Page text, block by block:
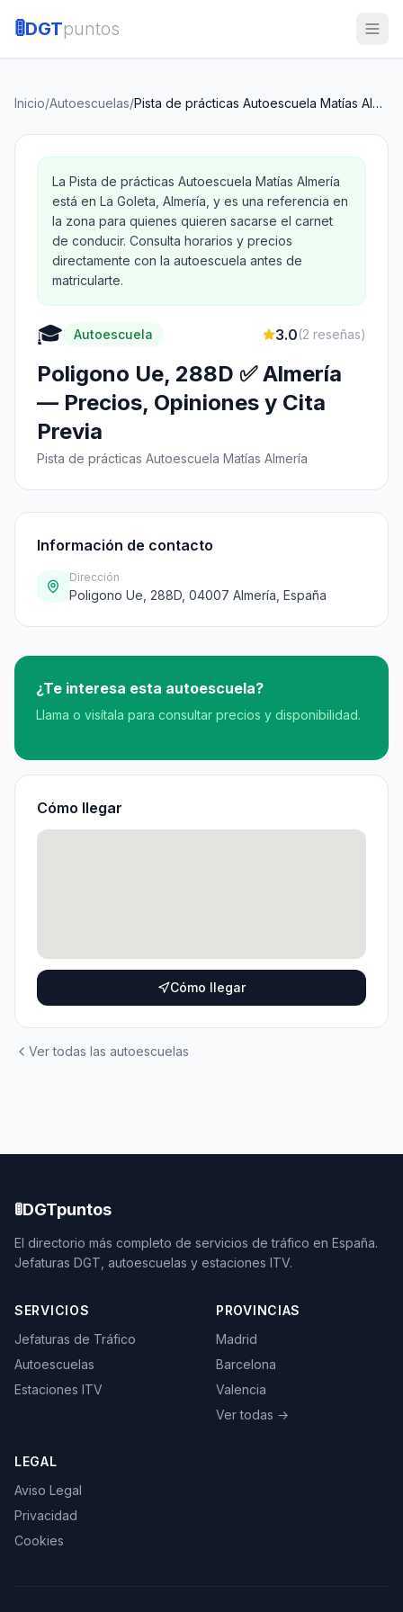
🚦DGTpuntos
Inicio/Autoescuelas/ Pista de prácticas Autoescuela Matías Almería
La Pista de prácticas Autoescuela Matías Almería
está en La Goleta, Almería, y es una referencia en
la zona para quienes quieren sacarse el carnet
de conducir. Consulta horarios y precios
directamente con la autoescuela antes de
matricularte.
🎓 Autoescuela 3.0(2 reseñas)
Poligono Ue, 288D ✅ Almería
— Precios, Opiniones y Cita
Previa
Pista de prácticas Autoescuela Matías Almería
Información de contacto
Dirección
Poligono Ue, 288D, 04007 Almería, España
¿Te interesa esta autoescuela?
Llama o visítala para consultar precios y disponibilidad.
Cómo llegar
Cómo llegar
Ver todas las autoescuelas
🚦DGTpuntos
El directorio más completo de servicios de tráfico en España.
Jefaturas DGT, autoescuelas y estaciones ITV.
SERVICIOS
Jefaturas de Tráfico
Autoescuelas
Estaciones ITV
PROVINCIAS
Madrid
Barcelona
Valencia
Ver todas →
LEGAL
Aviso Legal
Privacidad
Cookies